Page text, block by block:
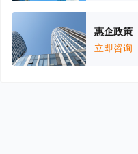
惠企政策
立即咨询